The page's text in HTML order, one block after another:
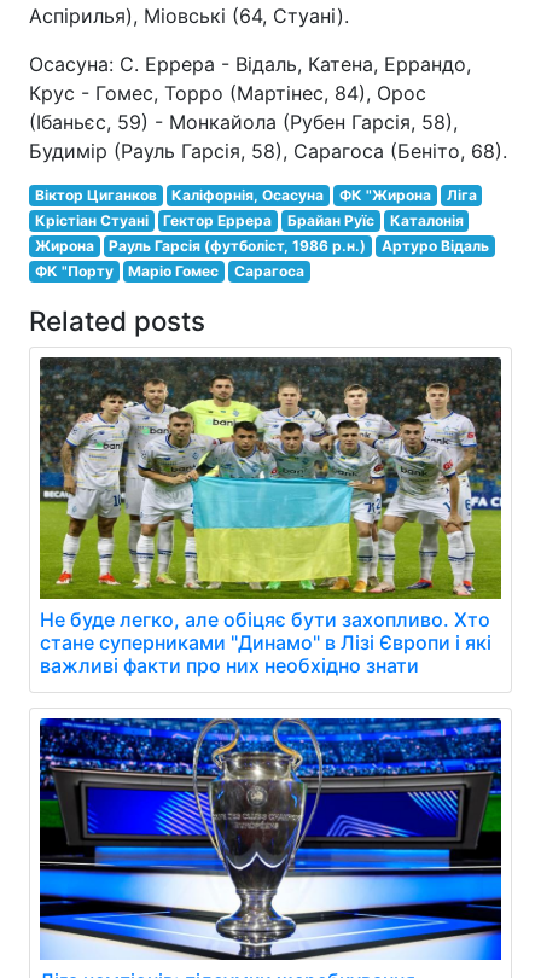
Аспірилья), Міовські (64, Стуані).
Осасуна: С. Еррера - Відаль, Катена, Еррандо,
Крус - Гомес, Торро (Мартінес, 84), Орос
(Ібаньєс, 59) - Монкайола (Рубен Гарсія, 58),
Будимір (Рауль Гарсія, 58), Сарагоса (Беніто, 68).
Віктор Циганков Каліфорнія, Осасуна ФК "Жирона
Ліга
Крістіан Стуані
Гектор Еррера Брайан Руїс
Каталонія
Жирона
Рауль Гарсія (футболіст, 1986 р.н.)
Артуро Відаль
ФК "Порту
Маріо Гомес Сарагоса
Related posts
Не буде легко, але обіцяє бути захопливо. Хто
стане суперниками "Динамо" в Лізі Європи і які
важливі факти про них необхідно знати